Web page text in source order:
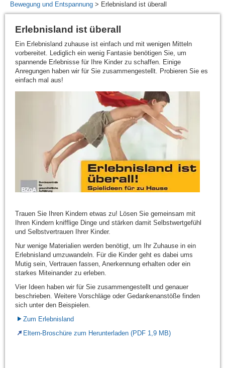
Bewegung und Entspannung > Erlebnisland ist überall
Erlebnisland ist überall
Ein Erlebnisland zuhause ist einfach und mit wenigen Mitteln
vorbereitet. Lediglich ein wenig Fantasie benötigen Sie, um
spannende Erlebnisse für Ihre Kinder zu schaffen. Einige
Anregungen haben wir für Sie zusammengestellt. Probieren Sie es
einfach mal aus!
Trauen Sie Ihren Kindern etwas zu! Lösen Sie gemeinsam mit
Ihren Kindern knifflige Dinge und stärken damit Selbstwertgefühl
und Selbstvertrauen Ihrer Kinder.
Nur wenige Materialien werden benötigt, um Ihr Zuhause in ein
Erlebnisland umzuwandeln. Für die Kinder geht es dabei ums
Mutig sein, Vertrauen fassen, Anerkennung erhalten oder ein
starkes Miteinander zu erleben.
Vier Ideen haben wir für Sie zusammengestellt und genauer
beschrieben. Weitere Vorschläge oder Gedankenanstöße finden
sich unter den Beispielen.
Zum Erlebnisland
Eltern-Broschüre zum Herunterladen (PDF 1,9 MB)